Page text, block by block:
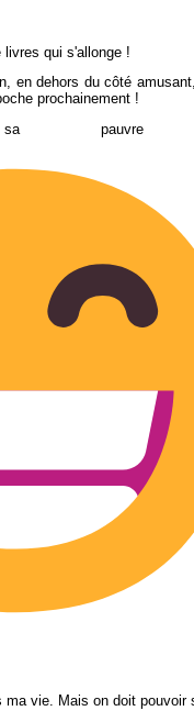
livres qui s'allonge !
en dehors du côté
prochainement !
pauvre
ma vie. Mais on doit pouvoir